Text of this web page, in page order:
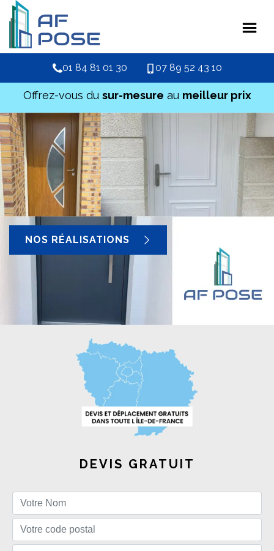
01 84 81 01 30 07 89 52 43 10
Offrez-vous du sur-mesure au meilleur prix
NOS RÉALISATIONS
DEVIS GRATUIT